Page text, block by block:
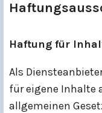
Haftung für
Als
für eigene Inhalte
allgemeinen